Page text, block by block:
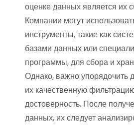
оценке данных является их
Компании могут
инструменты, такие как
базами данных или
программы, для сбора и
Однако, важно упорядочить
их качественную
достоверность. После
данных, их следует